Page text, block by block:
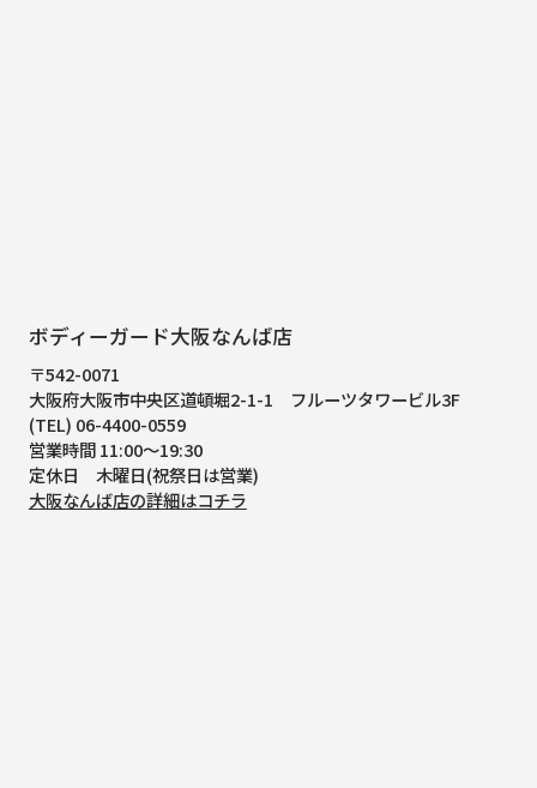
ボディーガード大阪なんば店
〒542-0071
大阪府大阪市中央区道頓堀2-1-1
フルーツタワービル3F
(TEL) 06-4400-0559
営業時間 11:00～19:30
定休日 木曜日(祝祭日は営業)
大阪なんば店の詳細はコチラ